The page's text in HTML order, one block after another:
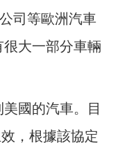
司等歐洲汽車
大一部分車輛
國的汽車。目
，根據該協定